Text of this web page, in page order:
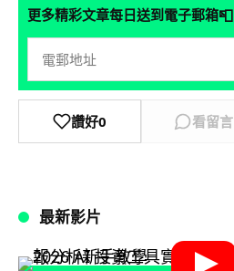
更多精彩文章每日送到電子郵箱📮
讚好0 看留言
最新影片